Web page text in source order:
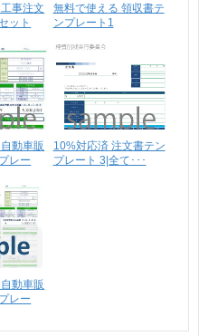
事注文
ット
無料で使える 領収書テ
ンプレート1
動車販
レー
10%対応済 注文書テン
プレート 3|全て･･･
動車販
レー